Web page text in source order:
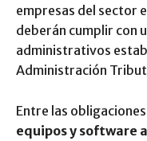
empresas del sector
deberán cumplir con
administrativos
Administración
Entre las
equipos y software